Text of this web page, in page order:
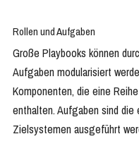
Rollen und Aufgaben
Große Playbooks können
Aufgaben modularisiert
Komponenten, die eine
enthalten. Aufgaben sind
Zielsystemen ausgeführt